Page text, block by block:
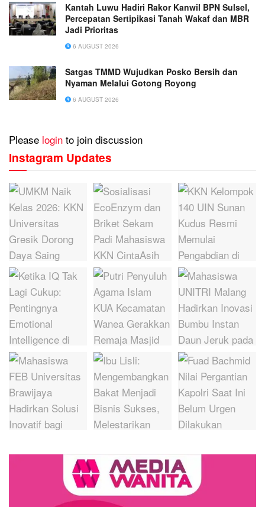
Kantah Luwu Hadiri Rakor Kanwil BPN Sulsel,
Percepatan Sertipikasi Tanah Wakaf dan MBR
Jadi Prioritas
6 AUGUST 2026
Satgas TMMD Wujudkan Posko Bersih dan
Nyaman Melalui Gotong Royong
6 AUGUST 2026
Please login to join discussion
Instagram Updates